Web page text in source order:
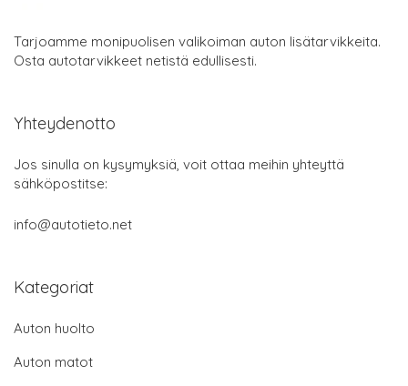
Tarjoamme monipuolisen valikoiman auton lisätarvikkeita.
Osta autotarvikkeet netistä edullisesti.
Yhteydenotto
Jos sinulla on kysymyksiä, voit ottaa meihin yhteyttä
sähköpostitse:
info@autotieto.net
Kategoriat
Auton huolto
Auton matot